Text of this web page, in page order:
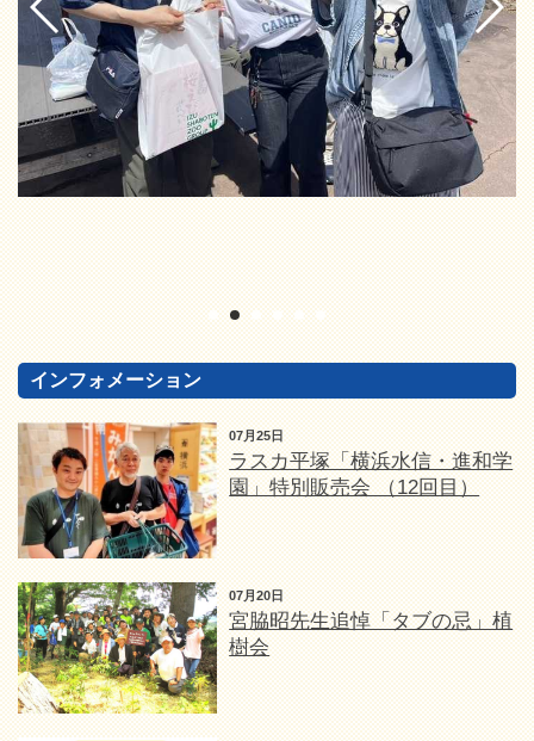
インフォメーション
07月25日
ラスカ平塚「横浜水信・進和学
園」特別販売会 （12回目）
07月20日
宮脇昭先生追悼「タブの忌」植
樹会